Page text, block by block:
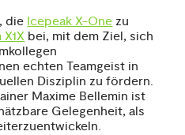
die Icepeak X-One zu
X1X bei, mit dem Ziel, sich
echten Teamgeist in
Disziplin zu fördern.
Maxime Bellemin ist
Gelegenheit, als